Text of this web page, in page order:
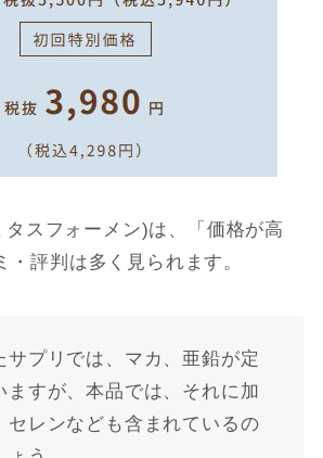
スフォーメン)は、「価格が高
・評判は多く見られます。
サプリでは、マカ、亜鉛が定
ますが、本品では、それに加
セレンなども含まれているの